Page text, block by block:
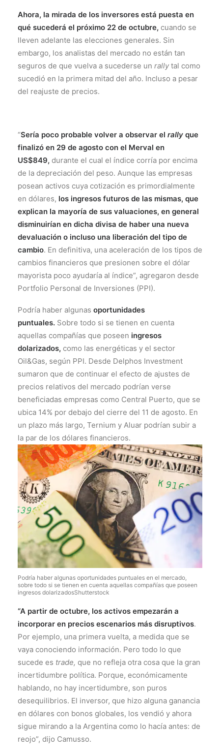
Ahora, la mirada de los inversores está puesta en
qué sucederá el próximo 22 de octubre, cuando se
lleven adelante las elecciones generales. Sin
embargo, los analistas del mercado no están tan
seguros de que vuelva a sucederse un rally tal como
sucedió en la primera mitad del año. Incluso a pesar
del reajuste de precios.
“Sería poco probable volver a observar el rally que
finalizó en 29 de agosto con el Merval en
US$849, durante el cual el índice corría por encima
de la depreciación del peso. Aunque las empresas
posean activos cuya cotización es primordialmente
en dólares, los ingresos futuros de las mismas, que
explican la mayoría de sus valuaciones, en general
disminuirían en dicha divisa de haber una nueva
devaluación o incluso una liberación del tipo de
cambio. En definitiva, una aceleración de los tipos de
cambios financieros que presionen sobre el dólar
mayorista poco ayudaría al índice”, agregaron desde
Portfolio Personal de Inversiones (PPI).
Podría haber algunas oportunidades
puntuales. Sobre todo si se tienen en cuenta
aquellas compañías que poseen ingresos
dolarizados, como las energéticas y el sector
Oil&Gas, según PPI. Desde Delphos Investment
sumaron que de continuar el efecto de ajustes de
precios relativos del mercado podrían verse
beneficiadas empresas como Central Puerto, que se
ubica 14% por debajo del cierre del 11 de agosto. En
un plazo más largo, Ternium y Aluar podrían subir a
la par de los dólares financieros.
Podría haber algunas oportunidades puntuales en el mercado,
sobre todo si se tienen en cuenta aquellas compañías que poseen
ingresos dolarizadosShutterstock
“A partir de octubre, los activos empezarán a
incorporar en precios escenarios más disruptivos.
Por ejemplo, una primera vuelta, a medida que se
vaya conociendo información. Pero todo lo que
sucede es trade, que no refleja otra cosa que la gran
incertidumbre política. Porque, económicamente
hablando, no hay incertidumbre, son puros
desequilibrios. El inversor, que hizo alguna ganancia
en dólares con bonos globales, los vendió y ahora
sigue mirando a la Argentina como lo hacía antes: de
reojo”, dijo Camusso.